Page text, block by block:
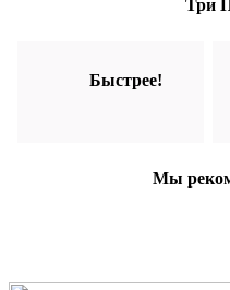
Три
Быстрее!
Мы